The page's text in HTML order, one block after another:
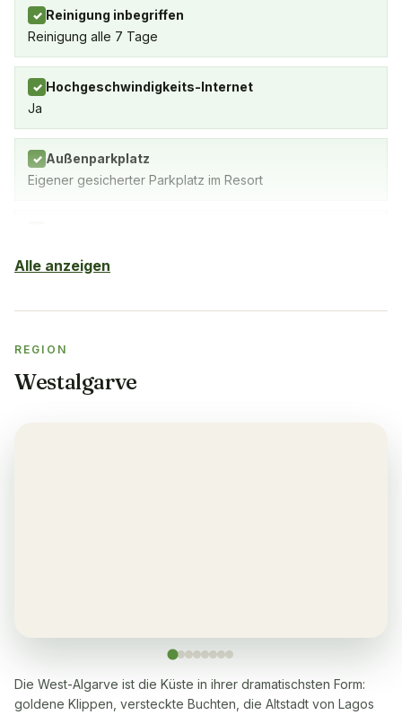
✓ Reinigung inbegriffen
Reinigung alle 7 Tage
✓ Hochgeschwindigkeits-Internet
Ja
✓ Außenparkplatz
Eigener gesicherter Parkplatz im Resort
✓
Klimaanlage
Yes, in the living room and bedrooms
Ja
Alle anzeigen
REGION
Westalgarve
Die West-Algarve ist die Küste in ihrer dramatischsten Form:
goldene Klippen, versteckte Buchten, die Altstadt von Lagos